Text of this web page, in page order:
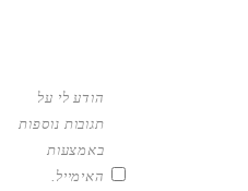
הודע לי על
תגובות נוספות
באמצעות
האימייל.